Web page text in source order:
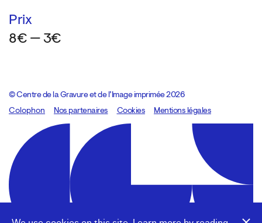
Prix
8€ — 3€
© Centre de la Gravure et de l’Image imprimée 2026
Colophon
Design:Marcel Kaczmarek, code:8080.studio
Nos partenaires Cookies Mentions légales